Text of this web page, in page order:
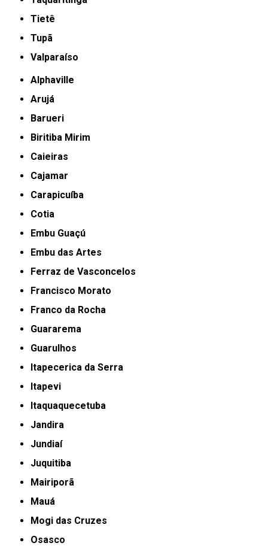
Tietê
Tupã
Valparaíso
Alphaville
Arujá
Barueri
Biritiba Mirim
Caieiras
Cajamar
Carapicuíba
Cotia
Embu Guaçú
Embu das Artes
Ferraz de Vasconcelos
Francisco Morato
Franco da Rocha
Guararema
Guarulhos
Itapecerica da Serra
Itapevi
Itaquaquecetuba
Jandira
Jundiaí
Juquitiba
Mairiporã
Mauá
Mogi das Cruzes
Osasco